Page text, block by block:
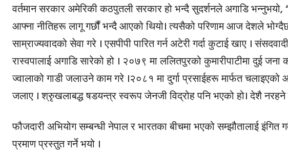
वर्तमान सरकार अमेरिकी कठपुतली सरकार हो भन्दै सुदर्शनले अगाडि
आफ्ना नीतिहरू लागू गर्छौं भन्दै आएको थियो। त्यसैको परिणाम आज देशले
साम्राज्यवादको सेवा गरे । एसपीपी पारित गर्न अटेरी गर्दा कुटाई खाए ।
रास्वपालाई अगाडि सारेको हो । २०७९ मा ललितपुरको कुमारीपाटीमा दुई जना
ज्वालाको गाडी जलाउने काम गरे ।२०८१ मा दुर्गा प्रसाईहरू मार्फत
जलाए । श्रुृखलाबद्ध षडयन्त्र स्वरूप जेनजी विद्रोह पनि भएको हो। देशै
फौजदारी अभियोग सम्बन्धी नेपाल र भारतका बीचमा भएको सम्झौतालाई इंगित
प्रमाण प्रस्तुत गर्ने भयो ।